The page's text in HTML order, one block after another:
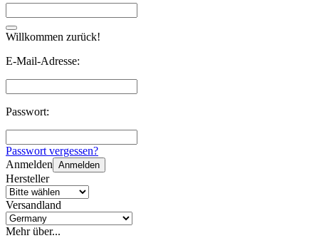
Willkommen zurück!
E-Mail-Adresse:
Passwort:
Passwort vergessen?
Anmelden Anmelden
Hersteller
Versandland
Mehr über...